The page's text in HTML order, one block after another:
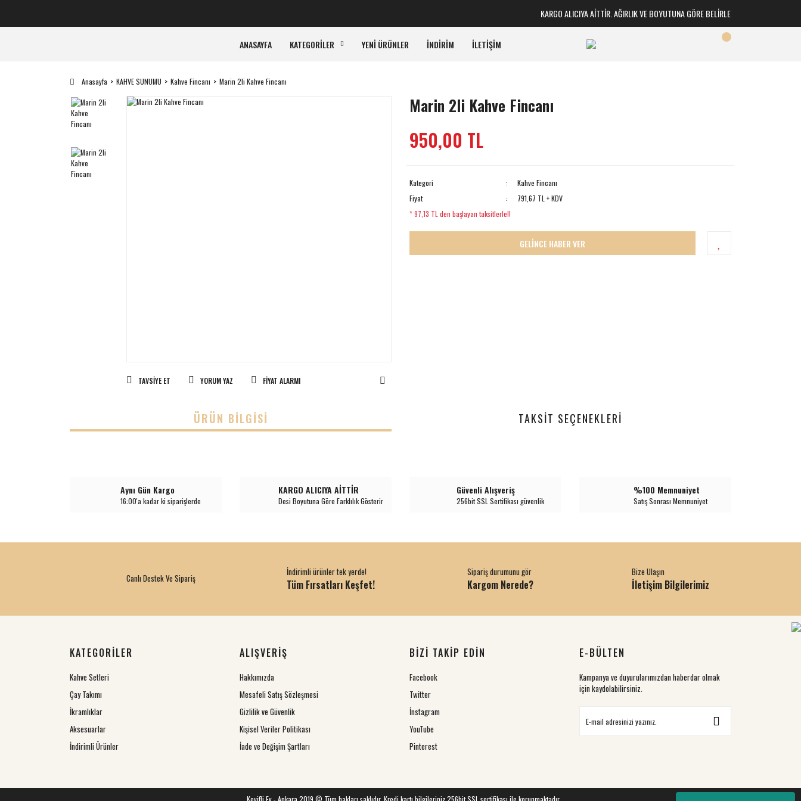
KARGO ALICIYA AİTTİR. AĞIRLIK VE BOYUTUNA GÖRE BELİRLENİR
ANASAYFA KATEGORİLER YENİ ÜRÜNLER İNDİRİM İLETİŞİM
Anasayfa KAHVE SUNUMU Kahve Fincanı Marin 2li Kahve Fincanı
TAVSIYE ET YORUM YAZ FIYAT ALARMI
Marin 2li Kahve Fincanı
950,00 TL
Kategori
Kahve Fincanı
Fiyat
791,67 TL + KDV
* 97,13 TL den başlayan taksitlerle!!
GELİNCE HABER VER
ÜRÜN BILGISI TAKSIT SEÇENEKLERI
Aynı Gün Kargo
16:00'a kadar ki siparişlerde
KARGO ALICIYA AİTTİR
Desi Boyutuna Göre Farklılık Gösterir
Güvenli Alışveriş
256bit SSL Sertifikası güvenlik
%100 Memnuniyet
Satış Sonrası Memnuniyet
Canlı Destek Ve Sipariş
İndirimli ürünler tek yerde!
Tüm Fırsatları Keşfet!
Sipariş durumunu gör
Kargom Nerede?
Bize Ulaşın
İletişim Bilgilerimiz
KATEGORİLER
Kahve Setleri
Çay Takımı
İkramlıklar
Aksesuarlar
İndirimli Ürünler
ALIŞVERİŞ
Hakkımızda
Mesafeli Satış Sözleşmesi
Gizlilik ve Güvenlik
Kişisel Veriler Politikası
İade ve Değişim Şartları
BİZİ TAKİP EDİN
Facebook
Twitter
İnstagram
YouTube
Pinterest
E-BÜLTEN
Kampanya ve duyurularımızdan haberdar olmak
için kaydolabilirsiniz.
Keyifli Ev - Ankara 2019 © Tüm hakları saklıdır. Kredi kartı bilgileriniz 256bit SSL sertifikası ile korunmaktadır.